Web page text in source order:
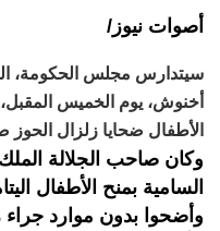
أصوات نيوز/
سيتدارس مجلس الحكومة،
أخنوش، يوم الخميس
الأطفال ضحايا زلزال
وكان صاحب الجلالة
السامية بمنح الأطفال
وأضحوا بدون موارد